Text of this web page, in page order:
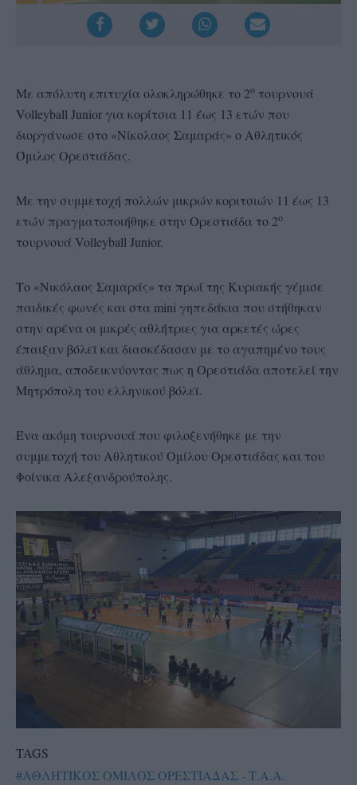
Με απόλυτη επιτυχία ολοκληρώθηκε το 2ο τουρνουά
Volleyball Junior για κορίτσια 11 έως 13 ετών που
διοργάνωσε στο «Νίκολαος Σαμαράς» ο Αθλητικός
Όμιλος Ορεστιάδας.
Με την συμμετοχή πολλών μικρών κοριτσιών 11 έως 13
ετών πραγματοποιήθηκε στην Ορεστιάδα το 2ο
τουρνουά Volleyball Junior.
Το «Νικόλαος Σαμαράς» τα πρωί της Κυριακής γέμισε
παιδικές φωνές και στα mini γηπεδάκια που στήθηκαν
στην αρένα οι μικρές αθλήτριες για αρκετές ώρες
έπαιξαν βόλεϊ και διασκέδασαν με το αγαπημένο τους
άθλημα, αποδεικνύοντας πως η Ορεστιάδα αποτελεί την
Μητρόπολη του ελληνικού βόλεϊ.
Ένα ακόμη τουρνουά που φιλοξενήθηκε με την
συμμετοχή του Αθλητικού Ομίλου Ορεστιάδας και του
Φοίνικα Αλεξανδρούπολης.
TAGS
#ΑΘΛΗΤΙΚΟΣ ΟΜΙΛΟΣ ΟΡΕΣΤΙΑΔΑΣ - Τ.Α.Α.